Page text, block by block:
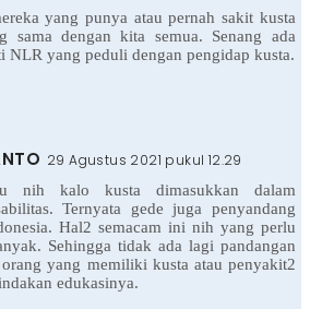
yang punya atau pernah sakit kusta
sama dengan kita semua. Senang ada
NLR yang peduli dengan pengidap kusta.
29 Agustus 2021 pukul 12.29
nih kalo kusta dimasukkan dalam
Ternyata gede juga penyandang
Hal2 semacam ini nih yang perlu
Sehingga tidak ada lagi pandangan
yang memiliki kusta atau penyakit2
edukasinya.